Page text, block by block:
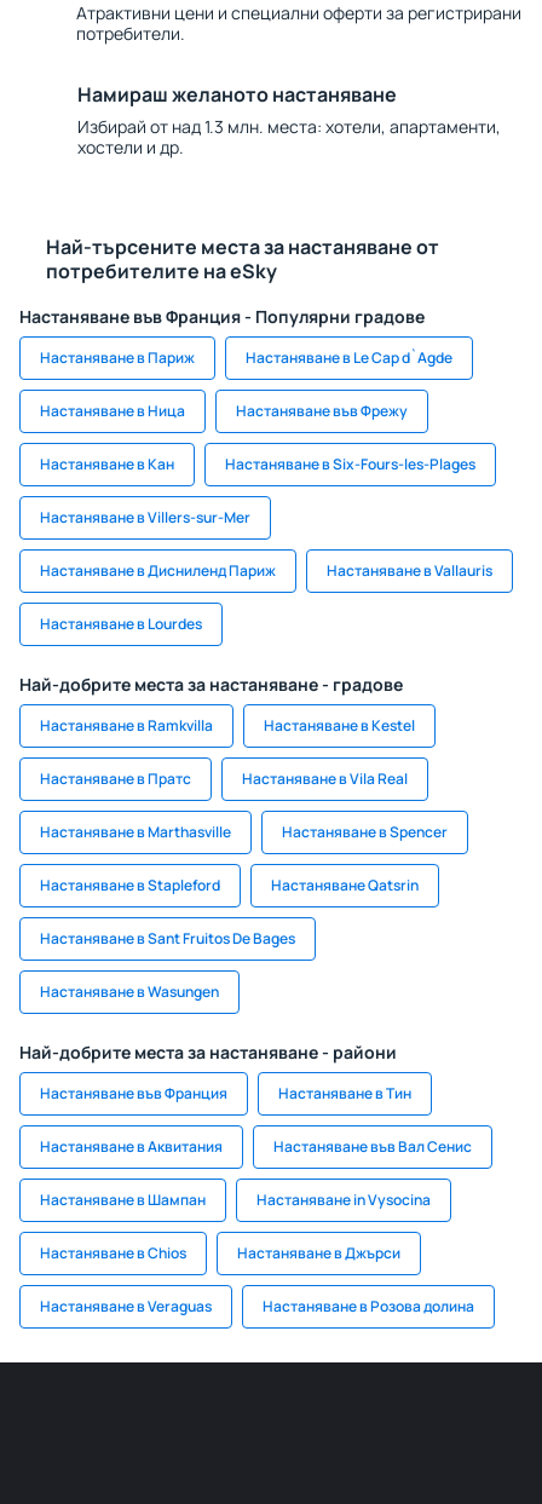
Атрактивни цени и специални оферти за регистрирани
потребители.
Намираш желаното настаняване
Избирай от над 1.3 млн. места: хотели, апартаменти,
хостели и др.
Най-търсените места за настаняване от
потребителите на eSky
Настаняване във Франция - Популярни градове
Настаняване в Париж Настаняване в Le Cap d`Agde
Настаняване в Ница Настаняване във Фрежу
Настаняване в Кан Настаняване в Six-Fours-les-Plages
Настаняване в Villers-sur-Mer
Настаняване в Дисниленд Париж Настаняване в Vallauris
Настаняване в Lourdes
Най-добрите места за настаняване - градове
Настаняване в Ramkvilla Настаняване в Kestel
Настаняване в Пратс Настаняване в Vila Real
Настаняване в Marthasville Настаняване в Spencer
Настаняване в Stapleford Настаняване Qatsrin
Настаняване в Sant Fruitos De Bages
Настаняване в Wasungen
Най-добрите места за настаняване - райони
Настаняване във Франция Настаняване в Тин
Настаняване в Аквитания Настаняване във Вал Сенис
Настаняване в Шампан Настаняване in Vysocina
Настаняване в Chios Настаняване в Джърси
Настаняване в Veraguas Настаняване в Розова долина